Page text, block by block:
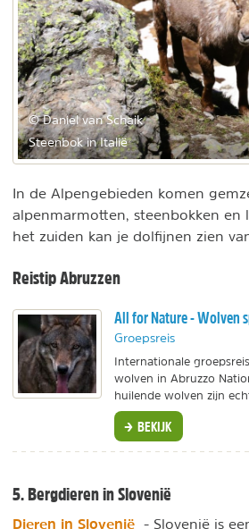
© Daniel van Schaik
Steenbok in Italië
In de Alpengebieden komen
alpenmarmotten, steenbokken en
het zuiden kan je dolfijnen zien
Reistip Abruzzen
All for Nature - Wolven
Groepsreis
Internationale
wolven in Abruzzo
huilende wolven zijn
BEKIJK
5. Bergdieren in Slovenië
Dieren in Slovenië - Slovenië is